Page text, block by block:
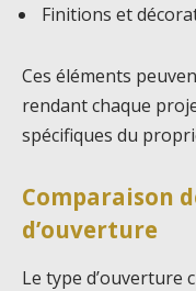
Finitions et
Ces éléments
rendant chaque
spécifiques du
Comparaison
d’ouverture
Le type d’ouverture